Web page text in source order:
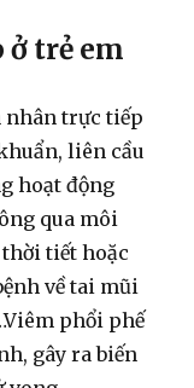
ở trẻ em
nhân trực tiếp
liên cầu
hoạt động
qua môi
tiết hoặc
về tai mũi
phổi phế
gây ra biến